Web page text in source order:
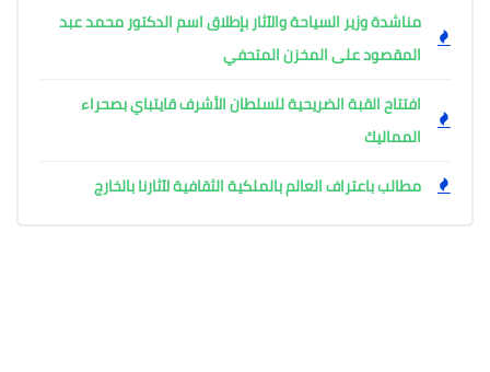
مناشدة وزير السياحة والآثار بإطلاق اسم الدكتور محمد عبد
المقصود على المخزن المتحفي
افتتاح القبة الضريحية للسلطان الأشرف قايتباي بصحراء
المماليك
مطالب باعتراف العالم بالملكية الثقافية لآثارنا بالخارج